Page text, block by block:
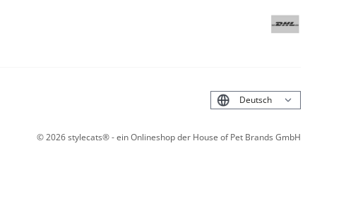
©2026stylecats® - ein Onlineshop der House of Pet Brands GmbH